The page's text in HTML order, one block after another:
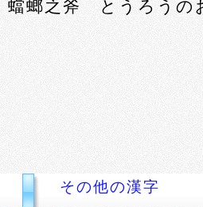
蟷螂之斧 とうろうの
その他の漢字